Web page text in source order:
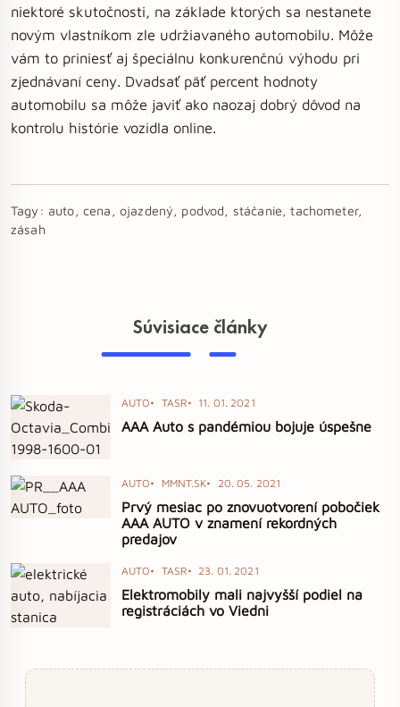
niektoré skutočnosti, na základe ktorých sa nestanete
novým vlastníkom zle udržiavaného automobilu. Môže
vám to priniesť aj špeciálnu konkurenčnú výhodu pri
zjednávaní ceny. Dvadsať päť percent hodnoty
automobilu sa môže javiť ako naozaj dobrý dôvod na
kontrolu histórie vozidla online.
Tagy: auto, cena, ojazdený, podvod, stáčanie, tachometer,
zásah
Súvisiace články
AUTO TASR 11. 01. 2021
AAA Auto s pandémiou bojuje úspešne
AUTO MMNT.SK 20. 05. 2021
Prvý mesiac po znovuotvorení pobočiek
AAA AUTO v znamení rekordných
predajov
AUTO TASR 23. 01. 2021
Elektromobily mali najvyšší podiel na
registráciách vo Viedni